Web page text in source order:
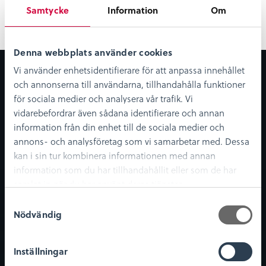
Samtycke Information Om
Denna webbplats använder cookies
Vi använder enhetsidentifierare för att anpassa innehållet
och annonserna till användarna, tillhandahålla funktioner
för sociala medier och analysera vår trafik. Vi
vidarebefordrar även sådana identifierare och annan
information från din enhet till de sociala medier och
annons- och analysföretag som vi samarbetar med. Dessa
kan i sin tur kombinera informationen med annan
information som du har tillhandahållit eller som de har
samlat in när du har använt deras tjänster.
Nödvändig
Inställningar
Kreation Archive Isotope error: Template part is
not configured correctly.
Om museet
Om oss
Nyheter
Lediga tjänster
Digitala tjänster
och upplevelser
Digitalt museum
KLM Play
Podcast
Bibliotekskatalogen
Möt medeltiden
Öppettider
Evenemangskalender